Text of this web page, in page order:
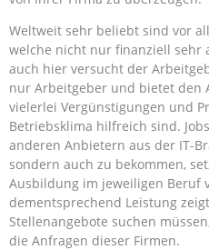
Weltweit sehr beliebt sind vor
welche nicht nur finanziell sehr
auch hier versucht der
nur Arbeitgeber und bietet den
vielerlei Vergünstigungen und
Betriebsklima hilfreich sind.
anderen Anbietern aus der IT-
sondern auch zu bekommen,
Ausbildung im jeweiligen Beruf
dementsprechend Leistung
Stellenangebote suchen
die Anfragen dieser Firmen.